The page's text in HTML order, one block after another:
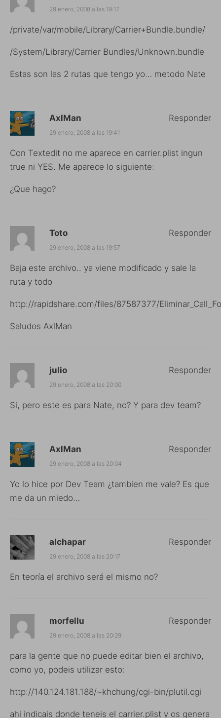
29 enero, 2008 a las 19:17
/private/var/mobile/Library/Carrier+Bundle.bundle/
/System/Library/Carrier Bundles/Unknown.bundle
Estas son las 2 rutas que tengo yo… metodo Nate
AxlMan
29 enero, 2008 a las 19:41
Con Textedit no me aparece en carrier.plist ingun
true ni YES. Me aparece lo siguiente:
¿Que hago?
Responder
Toto
29 enero, 2008 a las 19:57
Baja este archivo.. ya viene modificado y sale la
ruta y todo
http://rapidshare.com/files/87587377/
Saludos AxlMan
Responder
julio
29 enero, 2008 a las 20:00
Si, pero este es para Nate, no? Y para dev team?
Responder
AxlMan
29 enero, 2008 a las 20:04
Yo lo hice por Dev Team ¿tambien me vale? Es que
me da un miedo…
Responder
alchapar
29 enero, 2008 a las 20:17
En teoría el archivo será el mismo no?
Responder
morfellu
29 enero, 2008 a las 20:29
para la gente que no puede editar bien el archivo,
como yo, podeis utilizar esto:
http://140.124.181.188/~khchung/cgi-bin/plutil.cgi
ahi indicais donde teneis el carrier.plist y os genera
Responder